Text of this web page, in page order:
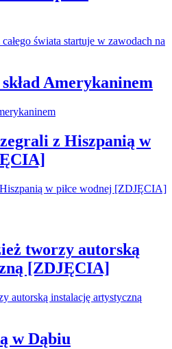
Amerykaninem
z Hiszpanią w
tworzy autorską
[ZDJĘCIA]
w Dąbiu